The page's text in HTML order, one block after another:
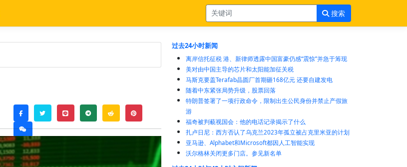
搜索
facebooktwitterline telegramreddit pinterest
weixin
过去24小时新闻
离岸信托征税 港、新律师透露中国富豪仍感“震惊”并急于筹现
美对由中国主导的芯片和太阳能加征关税
马斯克要盖Terafab晶圆厂首期砸168亿元 还要自建发电
随着中东紧张局势升级，股票回落
特朗普签署了一项行政命令，限制出生公民身份并禁止产假旅
游
福奇被判藐视国会：他的电话记录揭示了什么
扎卢日尼：西方否认了乌克兰2023年孤立被占克里米亚的计划
亚马逊、Alphabet和Microsoft都因人工智能实现
沃尔格林关闭更多门店。参见新名单